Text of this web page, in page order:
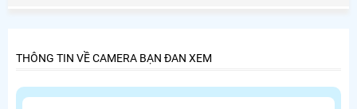
THÔNG TIN VỀ CAMERA BẠN ĐAN XEM